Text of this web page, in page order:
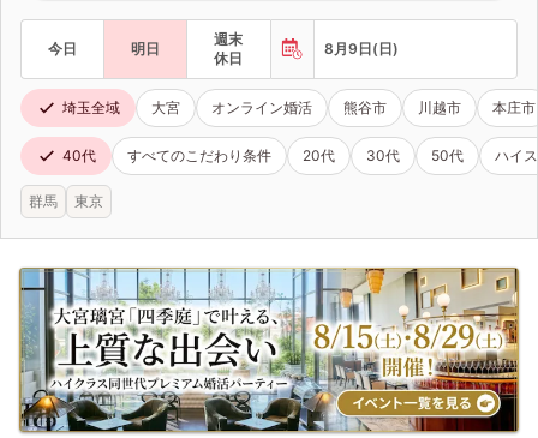
今日 明日
週末
休日
8月9日(日)
埼玉全域 大宮 オンライン婚活 熊谷市 川越市 本庄市
40代 すべてのこだわり条件 20代 30代 50代 ハイ
群馬 東京